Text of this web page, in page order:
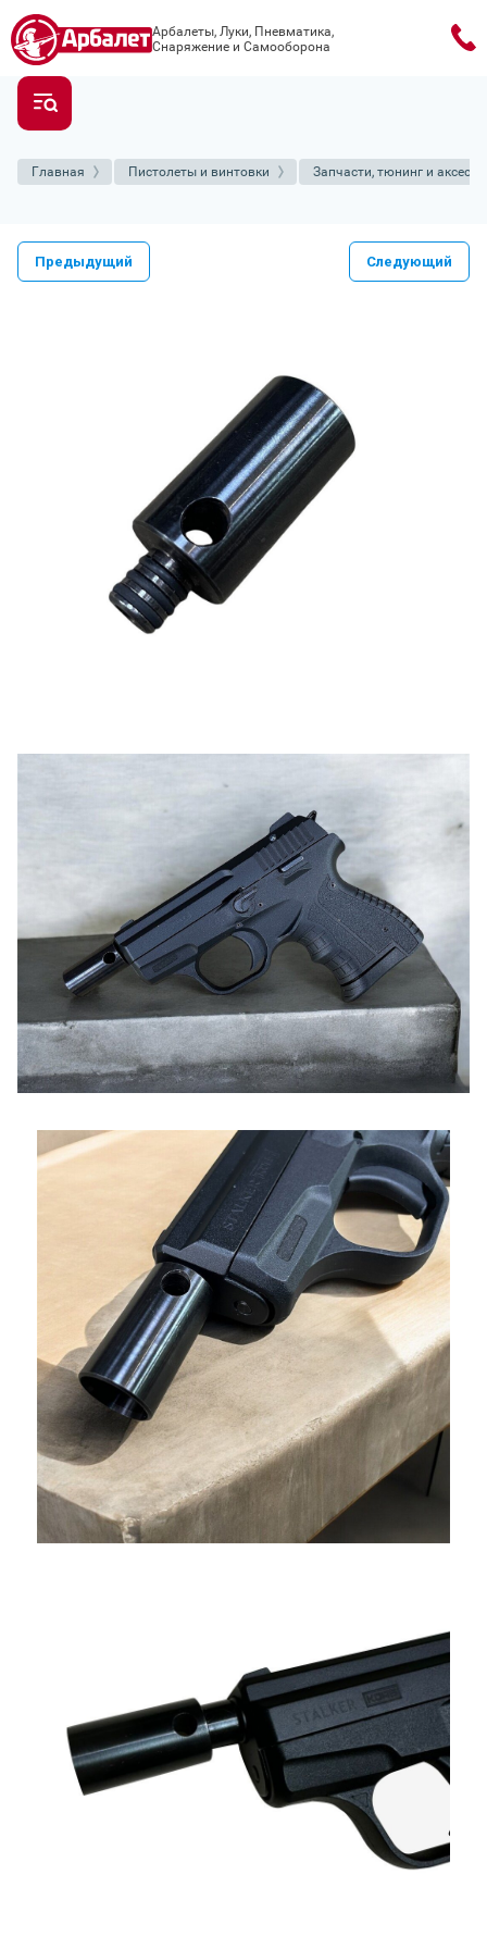
Арбалеты, Луки, Пневматика,
Снаряжение и Самооборона
Главная Пистолеты и винтовки Запчасти, тюнинг и
Предыдущий Следующий